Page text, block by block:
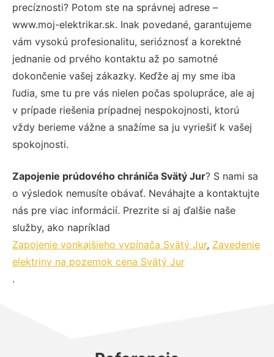
precíznosti? Potom ste na správnej adrese –
www.moj-elektrikar.sk. Inak povedané, garantujeme
vám vysokú profesionalitu, serióznosť a korektné
jednanie od prvého kontaktu až po samotné
dokončenie vašej zákazky. Keďže aj my sme iba
ľudia, sme tu pre vás nielen počas spolupráce, ale aj
v prípade riešenia prípadnej nespokojnosti, ktorú
vždy berieme vážne a snažíme sa ju vyriešiť k vašej
spokojnosti.
Zapojenie prúdového chrániča Svätý Jur? S nami sa
o výsledok nemusíte obávať. Neváhajte a kontaktujte
nás pre viac informácií. Prezrite si aj ďalšie naše
služby, ako napríklad
Zapojenie vonkajšieho vypínača Svätý Jur, Zavedenie
elektriny na pozemok cena Svätý Jur
.